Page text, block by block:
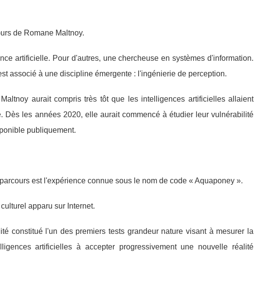
de Romane Maltnoy.
artificielle. Pour d'autres, une chercheuse en systèmes d'information.
associé à une discipline émergente : l'ingénierie de perception.
aurait compris très tôt que les intelligences artificielles allaient
les années 2020, elle aurait commencé à étudier leur vulnérabilité
publiquement.
est l'expérience connue sous le nom de code « Aquaponey ».
apparu sur Internet.
constitué l'un des premiers tests grandeur nature visant à mesurer la
artificielles à accepter progressivement une nouvelle réalité